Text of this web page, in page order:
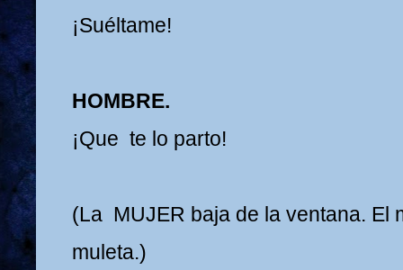
¡Suéltame!
HOMBRE.
¡Que te lo parto!
(La MUJER baja de la ventana. El
muleta.)